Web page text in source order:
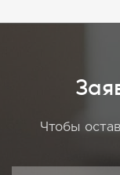
Чтобы